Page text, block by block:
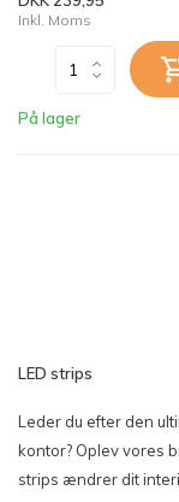
Inkl. Moms
På lager
LED strips
Leder du efter den
kontor? Oplev vores
strips ændrer dit